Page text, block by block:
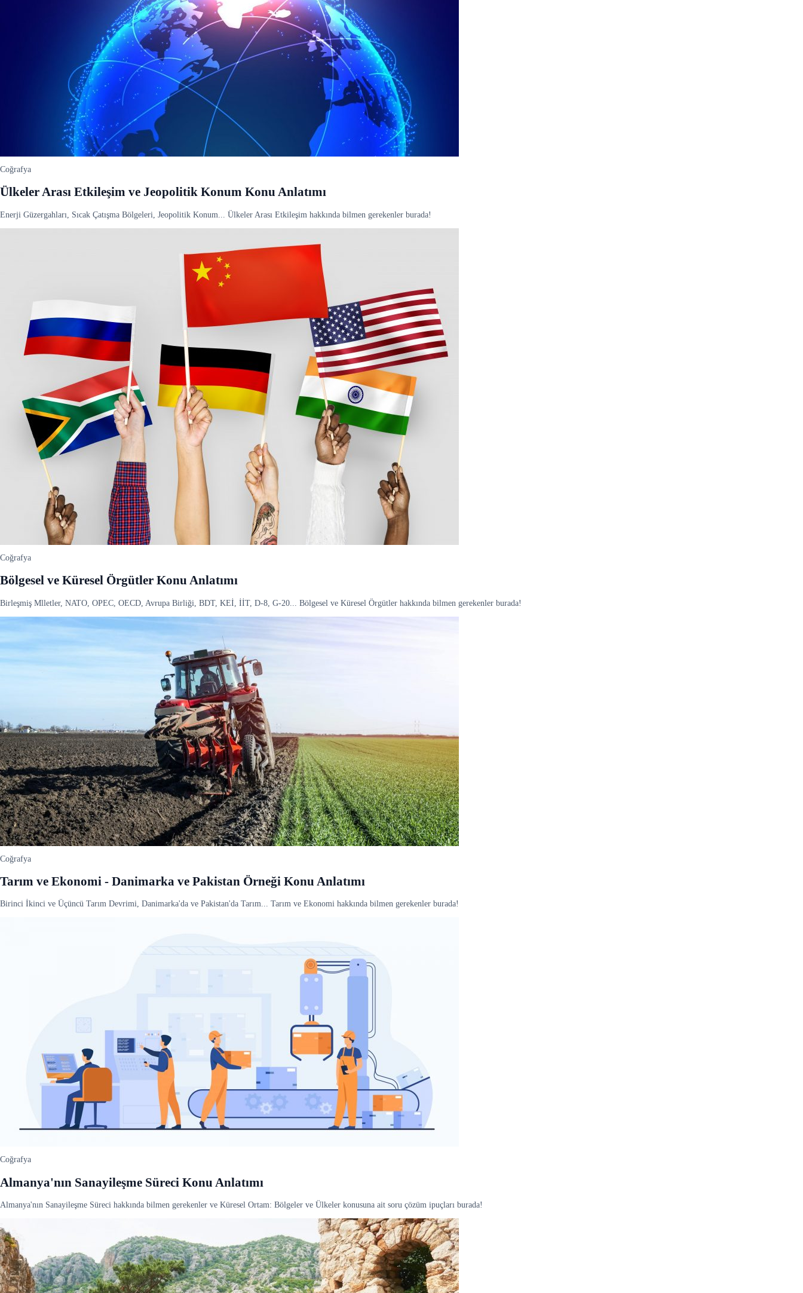
Coğrafya
Ülkeler Arası Etkileşim ve Jeopolitik Konum Konu Anlatımı
Enerji Güzergahları, Sıcak Çatışma Bölgeleri, Jeopolitik Konum... Ülkeler Arası Etkileşim hakkında bilmen gerekenler burada!
Coğrafya
Bölgesel ve Küresel Örgütler Konu Anlatımı
Birleşmiş Mlletler, NATO, OPEC, OECD, Avrupa Birliği, BDT, KEİ, İİT, D-8, G-20... Bölgesel ve Küresel Örgütler hakkında bilmen gerekenler burada!
Coğrafya
Tarım ve Ekonomi - Danimarka ve Pakistan Örneği Konu Anlatımı
Birinci İkinci ve Üçüncü Tarım Devrimi, Danimarka'da ve Pakistan'da Tarım... Tarım ve Ekonomi hakkında bilmen gerekenler burada!
Coğrafya
Almanya'nın Sanayileşme Süreci Konu Anlatımı
Almanya'nın Sanayileşme Süreci hakkında bilmen gerekenler ve Küresel Ortam: Bölgeler ve Ülkeler konusuna ait soru çözüm ipuçları burada!